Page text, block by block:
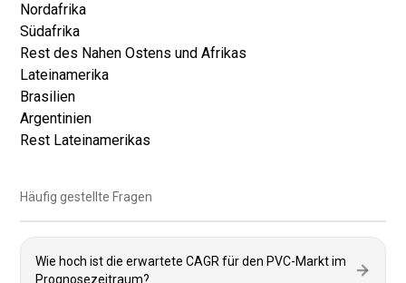
Nordafrika
Südafrika
Rest des Nahen Ostens und Afrikas
Lateinamerika
Brasilien
Argentinien
Rest Lateinamerikas
Häufig gestellte Fragen
Wie hoch ist die erwartete CAGR für den PVC-Markt im
Prognosezeitraum?